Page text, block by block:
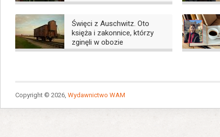
Święci z Auschwitz. Oto
księża i zakonnice, którzy
zginęli w obozie
Copyright © 2026, Wydawnictwo WAM